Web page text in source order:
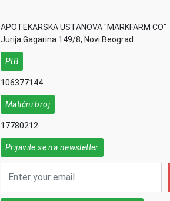
APOTEKARSKA USTANOVA "MARKFARM CO"
Jurija Gagarina 149/8, Novi Beograd
PIB
106377144
Matični broj
17780212
Prijavite se na newsletter